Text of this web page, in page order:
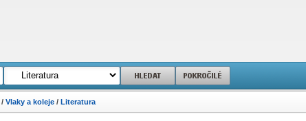
/Vlaky a koleje /Literatura